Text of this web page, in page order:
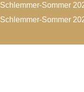
Schlemmer-Sommer
Schlemmer-Sommer